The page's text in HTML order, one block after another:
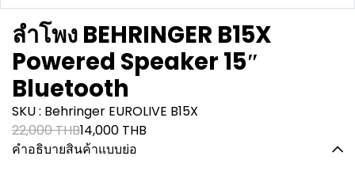
ลำโพง BEHRINGER B15X
Powered Speaker 15″
Bluetooth
SKU : Behringer EUROLIVE B15X
22,000 THB14,000 THB
คำอธิบายสินค้าแบบย่อ